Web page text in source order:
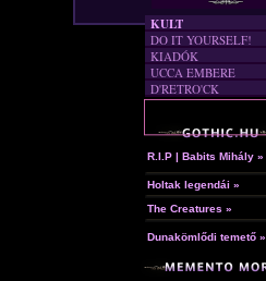
KULT
DO IT YOURSELF!
KIADÓK
UCCA EMBERE
D'RETRO'CK
R.I.P | Babits Mihály »
Holtak legendái »
The Creatures »
Dunakömlődi temető »